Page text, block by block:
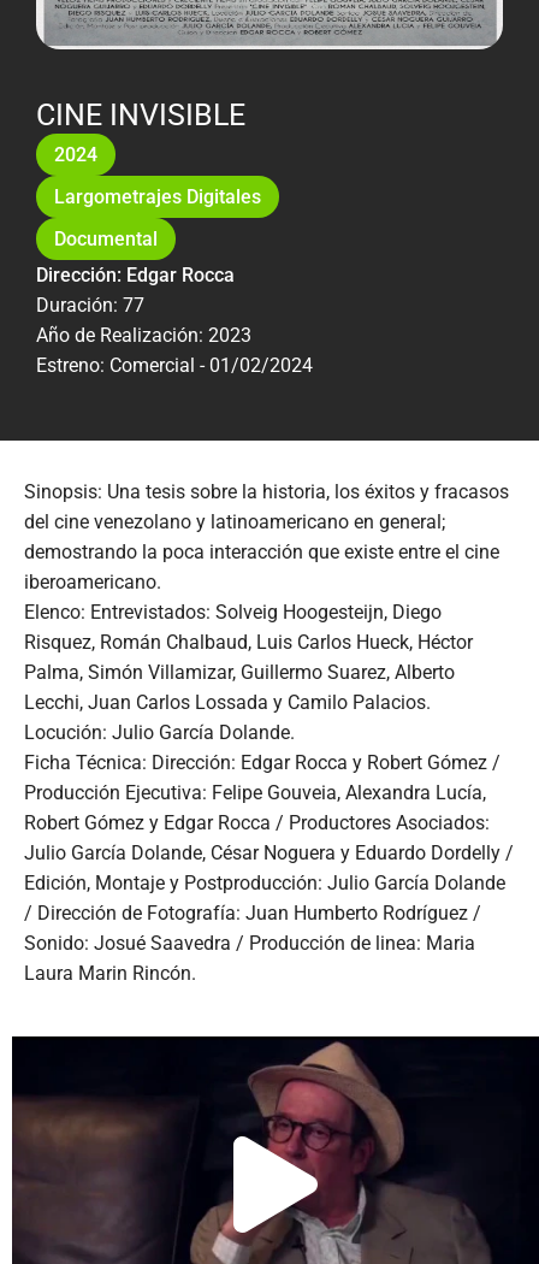
CINE INVISIBLE
2024
Largometrajes Digitales
Documental
Dirección: Edgar Rocca
Duración: 77
Año de Realización: 2023
Estreno: Comercial - 01/02/2024
Sinopsis: Una tesis sobre la historia, los éxitos y fracasos
del cine venezolano y latinoamericano en general;
demostrando la poca interacción que existe entre el cine
iberoamericano.
Elenco: Entrevistados: Solveig Hoogesteijn, Diego
Risquez, Román Chalbaud, Luis Carlos Hueck, Héctor
Palma, Simón Villamizar, Guillermo Suarez, Alberto
Lecchi, Juan Carlos Lossada y Camilo Palacios.
Locución: Julio García Dolande.
Ficha Técnica: Dirección: Edgar Rocca y Robert Gómez /
Producción Ejecutiva: Felipe Gouveia, Alexandra Lucía,
Robert Gómez y Edgar Rocca / Productores Asociados:
Julio García Dolande, César Noguera y Eduardo Dordelly /
Edición, Montaje y Postproducción: Julio García Dolande
/ Dirección de Fotografía: Juan Humberto Rodríguez /
Sonido: Josué Saavedra / Producción de linea: Maria
Laura Marin Rincón.